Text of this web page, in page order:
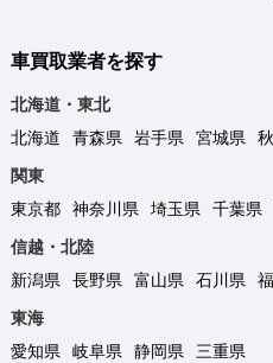
車買取業者を探す
北海道・東北
北海道
青森県 岩手県 宮城県
関東
東京都
神奈川県 埼玉県 千葉県
信越・北陸
新潟県
長野県 富山県 石川県
東海
愛知県
岐阜県 静岡県
三重県